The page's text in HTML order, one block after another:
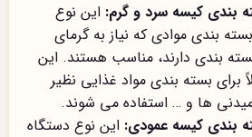
بندی کیسه سرد و گرم: این نوع
بندی موادی که نیاز به گرمای
بندی دارند، مناسب هستند. این
برای بسته بندی مواد غذایی نظیر
ها و … استفاده می شوند.
بندی کیسه عمودی: این نوع دستگاه